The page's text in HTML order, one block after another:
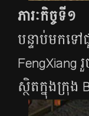
ភារៈកិច្ចទី១
បន្ទាប់​មក​ទៅ​
FengXiang​
ស្ថិត​ក្នុង​ក្រុ